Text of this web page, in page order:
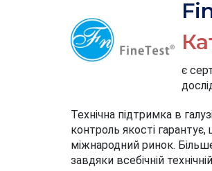
є
Технічна підтримка в
контроль якості
міжнародний ринок.
завдяки всебічній